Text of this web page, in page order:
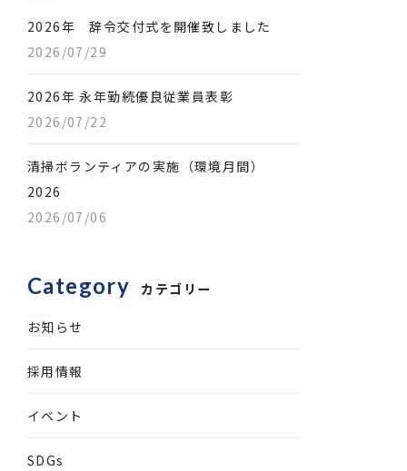
2026年 辞令交付式を開催致しました
2026/07/29
2026年 永年勤続優良従業員表彰
2026/07/22
清掃ボランティアの実施（環境月間）
2026
2026/07/06
Category カテゴリー
お知らせ
採用情報
イベント
SDGs